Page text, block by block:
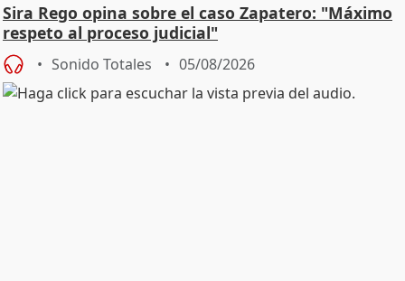
Sira Rego opina sobre el caso Zapatero: "Máximo
respeto al proceso judicial"
Sonido Totales 05/08/2026